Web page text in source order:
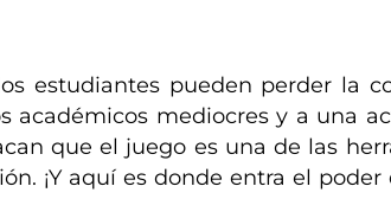
estudiantes pueden perder la
académicos mediocres y a una
que el juego es una de las
¡Y aquí es donde entra el poder